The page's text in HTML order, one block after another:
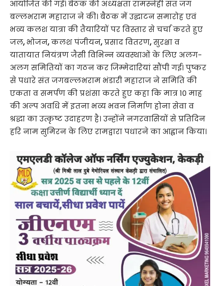
आयोजित की गई। बैठक की अध्यक्षता रामस्नेही संत जग
बल्लभराम महाराज ने की। बैठक में उद्घाटन समारोह एवं
भव्य कलश यात्रा की तैयारियों पर विस्तार से चर्चा करते हुए
जल,भोजन,कलश पंजीयन,प्रसाद वितरण,सुरक्षा व
यातायात नियंत्रण जैसी विभिन्न व्यवस्थाओं के लिए अलग-
अलग समितियों का गठन कर जिम्मेदारियां सौंपी गई। पुष्कर
से पधारे संत जगबल्लभराम भंडारी महाराज ने समिति की
एकता व समर्पण की प्रशंसा करते हुए कहा कि मात्र 10 माह
की अल्प अवधि में इतना भव्य भवन निर्माण होना सेवा व
श्रद्धा का उत्कृष्ट उदाहरण है। उन्होंने नगरवासियों से प्रतिदिन
हरि नाम सुमिरन के लिए रामद्वारा पधारने का आह्वान किया।